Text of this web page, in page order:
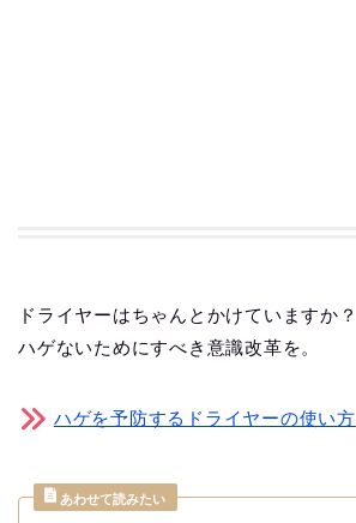
ドライヤーはちゃんとかけていますか？
ハゲないためにすべき意識改革を。
ハゲを予防するドライヤーの使い方